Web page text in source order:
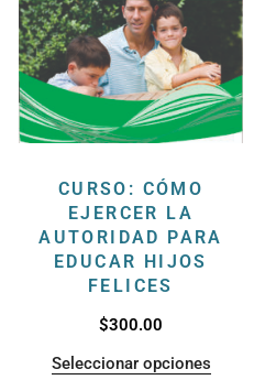
CURSO: CÓMO
EJERCER LA
AUTORIDAD PARA
EDUCAR HIJOS
FELICES
$300.00
Seleccionar opciones